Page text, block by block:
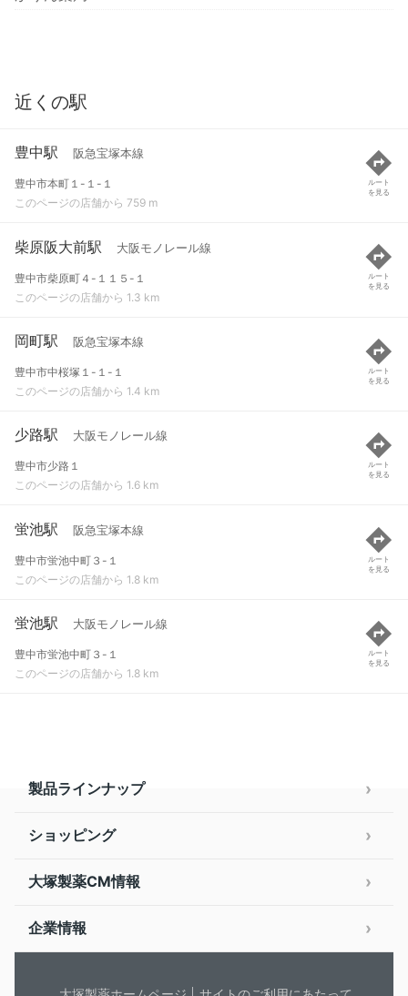
近くの駅
豊中駅 阪急宝塚本線
豊中市本町１-１-１
このページの店舗から 759 m
ルート
を見る
柴原阪大前駅 大阪モノレール線
豊中市柴原町４-１１５-１
このページの店舗から 1.3 km
ルート
を見る
岡町駅 阪急宝塚本線
豊中市中桜塚１-１-１
このページの店舗から 1.4 km
ルート
を見る
少路駅 大阪モノレール線
豊中市少路１
このページの店舗から 1.6 km
ルート
を見る
蛍池駅 阪急宝塚本線
豊中市蛍池中町３-１
このページの店舗から 1.8 km
ルート
を見る
蛍池駅 大阪モノレール線
豊中市蛍池中町３-１
このページの店舗から 1.8 km
ルート
を見る
製品ラインナップ
ショッピング
大塚製薬CM情報
企業情報